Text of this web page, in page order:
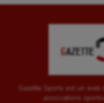
Gazette Sports est un
associations